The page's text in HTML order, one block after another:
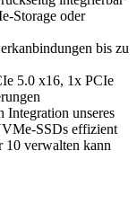
Storage oder
bis zu
5.0 x16, 1x PCIe
Integration unseres
SSDs effizient
verwalten kann